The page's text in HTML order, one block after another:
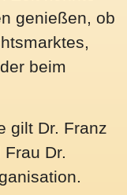
genießen, ob
beim
gilt Dr. Franz
Dr.